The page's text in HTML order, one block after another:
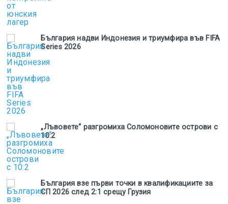
България надви Индонезия и триумфира във FIFA
Series 2026
„Лъвовете“ разгромиха Соломоновите острови с
10:2
България взе първи точки в квалификациите за
СП 2026 след 2:1 срещу Грузия